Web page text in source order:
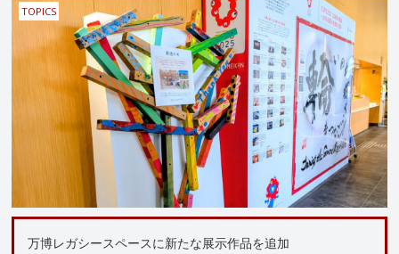
TOPICS
万博レガシースペースに新たな展示作品を追加